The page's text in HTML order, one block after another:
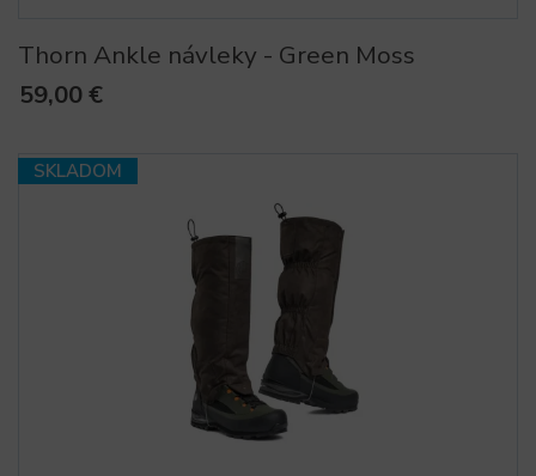
Thorn Ankle návleky - Green Moss
59,00 €
SKLADOM